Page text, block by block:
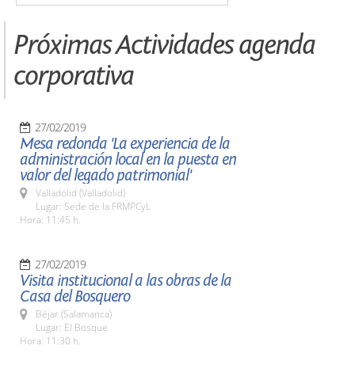
Próximas Actividades agenda
corporativa
27/02/2019
Mesa redonda 'La experiencia de la
administración local en la puesta en
valor del legado patrimonial'
Valladolid (Valladolid)
Lugar: Sede de la FRMPCyL
Hora: 11:45 h.
27/02/2019
Visita institucional a las obras de la
Casa del Bosquero
Béjar (Salamanca)
Lugar: El Bosque
Hora: 11:30 h.